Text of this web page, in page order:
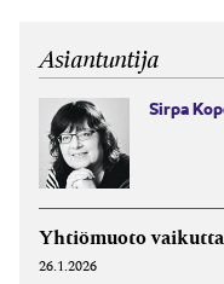
Asiantuntija
Sirpa
Yhtiömuoto
26.1.2026